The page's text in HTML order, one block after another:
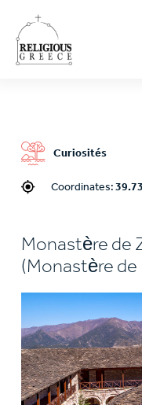
main
content
Curiosités
Coordinates:
Monastère de
(Monastère de